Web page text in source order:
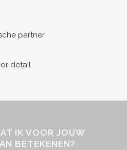
partner
detail
IK VOOR JOUW
BETEKENEN?